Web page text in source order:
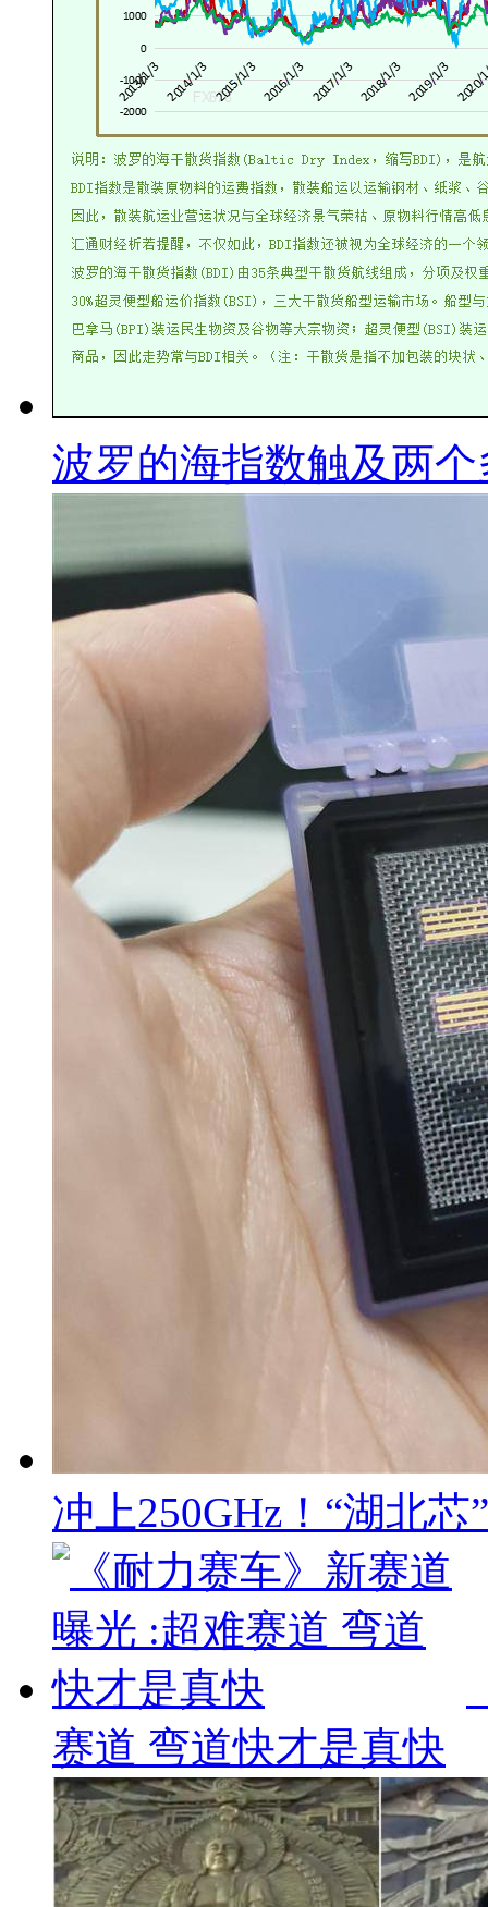
波罗的海指数触及两
冲上250GHz！“湖北
赛道 弯道快才是真快